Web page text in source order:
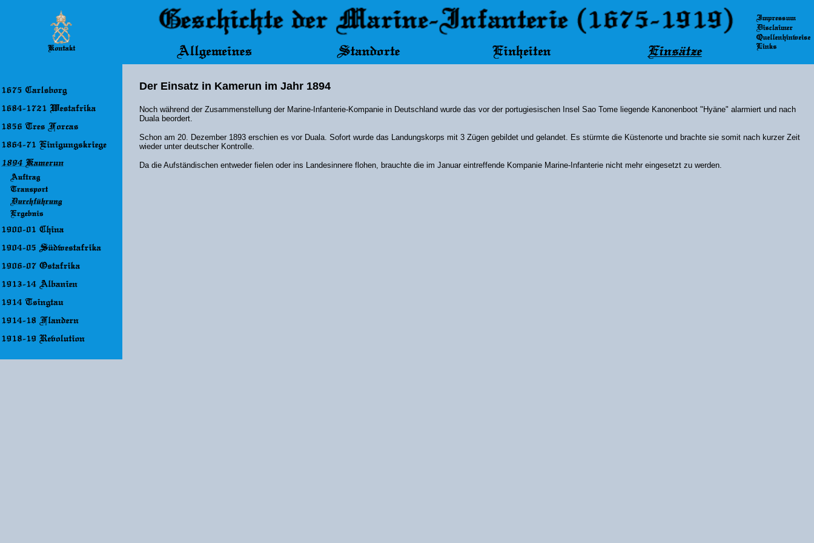
Der Einsatz in Kamerun im Jahr 1894
Noch während der Zusammenstellung der Marine-Infanterie-Kompanie in Deutschland wurde das vor der portugiesischen Insel Sao Tome liegende Kanonenboot "Hyäne" alarmiert und nach
Duala beordert.
Schon am 20. Dezember 1893 erschien es vor Duala. Sofort wurde das Landungskorps mit 3 Zügen gebildet und gelandet. Es stürmte die Küstenorte und brachte sie somit nach kurzer Zeit
wieder unter deutscher Kontrolle.
Da die Aufständischen entweder fielen oder ins Landesinnere flohen, brauchte die im Januar eintreffende Kompanie Marine-Infanterie nicht mehr eingesetzt zu werden.